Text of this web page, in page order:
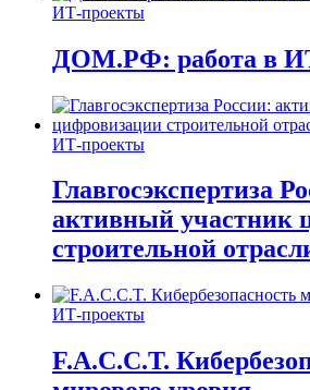
ИТ-проекты
ДОМ.РФ: работа в
ИТ-проекты
Главгосэкспертиза
активный участник
строительной
ИТ-проекты
F.A.C.C.T.